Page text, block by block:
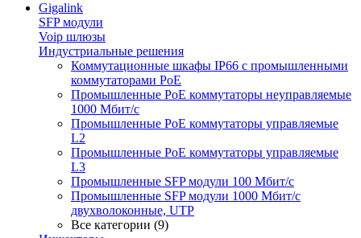
Gigalink
SFP модули
Voip шлюзы
Индустриальные решения
Коммутационные шкафы IP66 c промышленными
коммутаторами PoE
Промышленные PoE коммутаторы неуправляемые
1000 Мбит/с
Промышленные PoE коммутаторы управляемые
L2
Промышленные PoE коммутаторы управляемые
L3
Промышленные SFP модули 100 Мбит/c
Промышленные SFP модули 1000 Мбит/c
двухволоконные, UTP
Все категории (9)